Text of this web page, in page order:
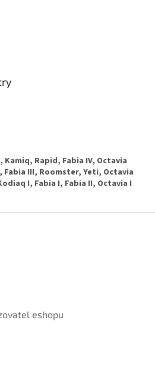
Kamiq, Rapid, Fabia IV, Octavia
Fabia III, Roomster, Yeti, Octavia
I, Fabia I, Fabia II, Octavia I
eshopu